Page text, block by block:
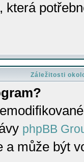
která
Záležitosti
phpBB
a může být